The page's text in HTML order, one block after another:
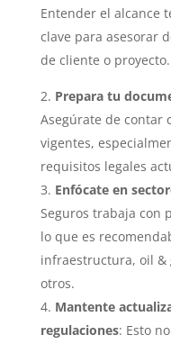
Entender el alcance
clave para asesorar
de cliente o proyecto.
Prepara tu
Asegúrate de contar
vigentes,
requisitos legales
Enfócate en
Seguros trabaja con
lo que es
infraestructura, oil &
otros.
Mantente
regulaciones: Esto